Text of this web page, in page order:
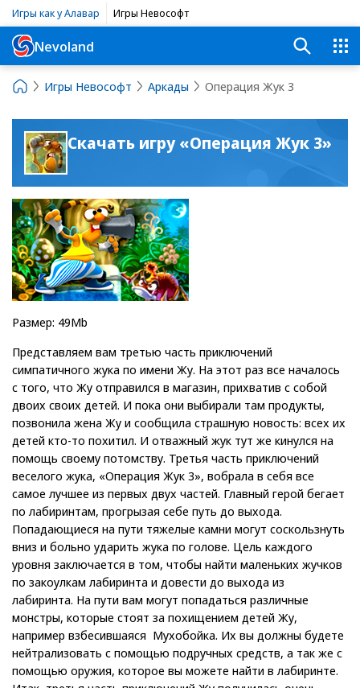
Игры как у Алавар Игры Невософт
Nevoland
Игры Невософт Аркады Операция Жук 3
Скачать игру «Операция Жук 3»
Размер: 49Mb
Представляем вам третью часть приключений
симпатичного жука по имени Жу. На этот раз все началось
с того, что Жу отправился в магазин, прихватив с собой
двоих своих детей. И пока они выбирали там продукты,
позвонила жена Жу и сообщила страшную новость: всех их
детей кто-то похитил. И отважный жук тут же кинулся на
помощь своему потомству. Третья часть приключений
веселого жука, «Операция Жук 3», вобрала в себя все
самое лучшее из первых двух частей. Главный герой бегает
по лабиринтам, прогрызая себе путь до выхода.
Попадающиеся на пути тяжелые камни могут соскользнуть
вниз и больно ударить жука по голове. Цель каждого
уровня заключается в том, чтобы найти маленьких жучков
по закоулкам лабиринта и довести до выхода из
лабиринта. На пути вам могут попадаться различные
монстры, которые стоят за похищением детей Жу,
например взбесившаяся Мухобойка. Их вы должны будете
нейтрализовать с помощью подручных средств, а так же с
помощью оружия, которое вы можете найти в лабиринте.